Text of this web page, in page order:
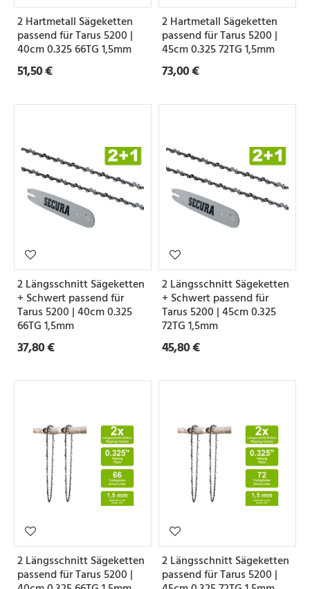
2 Hartmetall Sägeketten
passend für Tarus 5200 |
40cm 0.325 66TG 1,5mm
51,50 €
2 Hartmetall Sägeketten
passend für Tarus 5200 |
45cm 0.325 72TG 1,5mm
73,00 €
2 Längsschnitt Sägeketten
+ Schwert passend für
Tarus 5200 | 40cm 0.325
66TG 1,5mm
37,80 €
2 Längsschnitt Sägeketten
+ Schwert passend für
Tarus 5200 | 45cm 0.325
72TG 1,5mm
45,80 €
2 Längsschnitt Sägeketten
passend für Tarus 5200 |
2 Längsschnitt Sägeketten
passend für Tarus 5200 |
i
l
u
N
u
t
i
e
n
o
S
e